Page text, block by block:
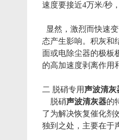
速度要接近4万米/秒
显然，激烈而快速
态产生影响。积灰和
面或电除尘器的极板
的高加速度剥离作用
二 脱硝专用声波清灰
脱硝声波清灰器的
了为解决恢复催化剂
独到之处，主要在于